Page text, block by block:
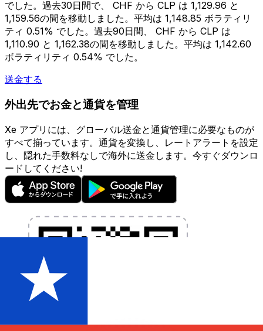
でした。過去30日間で、 CHF から CLP は 1,129.96 と
1,159.56の間を移動しました。平均は 1,148.85 ボラティリ
ティ 0.51% でした。過去90日間、 CHF から CLP は
1,110.90 と 1,162.38の間を移動しました。平均は 1,142.60
ボラティリティ 0.54% でした。
送金する
外出先でお金と通貨を管理
Xe アプリには、グローバル送金と通貨管理に必要なものが
すべて揃っています。通貨を変換し、レートアラートを設定
し、隠れた手数料なしで海外に送金します。今すぐダウンロ
ードしてください!